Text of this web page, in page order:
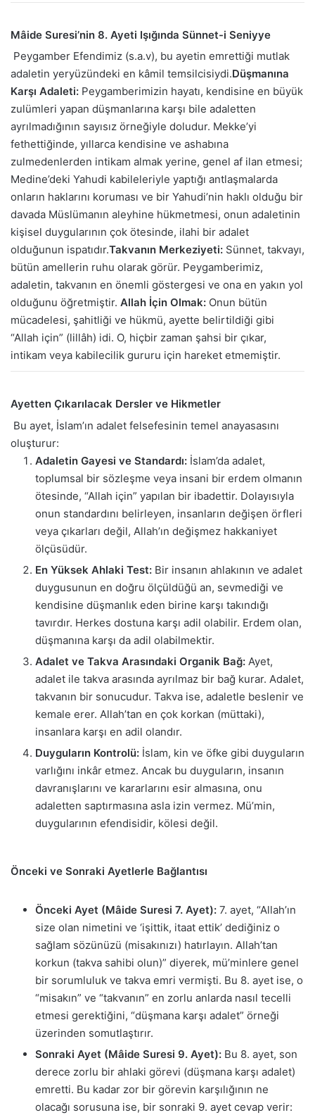
Mâide Suresi’nin 8. Ayeti Işığında Sünnet-i Seniyye
Peygamber Efendimiz (s.a.v), bu ayetin emrettiği mutlak
adaletin yeryüzündeki en kâmil temsilcisiydi.Düşmanına
Karşı Adaleti: Peygamberimizin hayatı, kendisine en büyük
zulümleri yapan düşmanlarına karşı bile adaletten
ayrılmadığının sayısız örneğiyle doludur. Mekke’yi
fethettiğinde, yıllarca kendisine ve ashabına
zulmedenlerden intikam almak yerine, genel af ilan etmesi;
Medine’deki Yahudi kabileleriyle yaptığı antlaşmalarda
onların haklarını koruması ve bir Yahudi’nin haklı olduğu bir
davada Müslümanın aleyhine hükmetmesi, onun adaletinin
kişisel duygularının çok ötesinde, ilahi bir adalet
olduğunun ispatıdır.Takvanın Merkeziyeti: Sünnet, takvayı,
bütün amellerin ruhu olarak görür. Peygamberimiz,
adaletin, takvanın en önemli göstergesi ve ona en yakın yol
olduğunu öğretmiştir. Allah İçin Olmak: Onun bütün
mücadelesi, şahitliği ve hükmü, ayette belirtildiği gibi
“Allah için” (lillâh) idi. O, hiçbir zaman şahsi bir çıkar,
intikam veya kabilecilik gururu için hareket etmemiştir.
Ayetten Çıkarılacak Dersler ve Hikmetler
Bu ayet, İslam’ın adalet felsefesinin temel anayasasını
oluşturur:
Adaletin Gayesi ve Standardı: İslam’da adalet,
toplumsal bir sözleşme veya insani bir erdem olmanın
ötesinde, “Allah için” yapılan bir ibadettir. Dolayısıyla
onun standardını belirleyen, insanların değişen örfleri
veya çıkarları değil, Allah’ın değişmez hakkaniyet
ölçüsüdür.
En Yüksek Ahlaki Test: Bir insanın ahlakının ve adalet
duygusunun en doğru ölçüldüğü an, sevmediği ve
kendisine düşmanlık eden birine karşı takındığı
tavırdır. Herkes dostuna karşı adil olabilir. Erdem olan,
düşmanına karşı da adil olabilmektir.
Adalet ve Takva Arasındaki Organik Bağ: Ayet,
adalet ile takva arasında ayrılmaz bir bağ kurar. Adalet,
takvanın bir sonucudur. Takva ise, adaletle beslenir ve
kemale erer. Allah’tan en çok korkan (müttaki),
insanlara karşı en adil olandır.
Duyguların Kontrolü: İslam, kin ve öfke gibi duyguların
varlığını inkâr etmez. Ancak bu duyguların, insanın
davranışlarını ve kararlarını esir almasına, onu
adaletten saptırmasına asla izin vermez. Mü’min,
duygularının efendisidir, kölesi değil.
Önceki ve Sonraki Ayetlerle Bağlantısı
Önceki Ayet (Mâide Suresi 7. Ayet): 7. ayet, “Allah’ın
size olan nimetini ve ‘işittik, itaat ettik’ dediğiniz o
sağlam sözünüzü (misakınızı) hatırlayın. Allah’tan
korkun (takva sahibi olun)” diyerek, mü’minlere genel
bir sorumluluk ve takva emri vermişti. Bu 8. ayet ise, o
“misakın” ve “takvanın” en zorlu anlarda nasıl tecelli
etmesi gerektiğini, “düşmana karşı adalet” örneği
üzerinden somutlaştırır.
Sonraki Ayet (Mâide Suresi 9. Ayet): Bu 8. ayet, son
derece zorlu bir ahlaki görevi (düşmana karşı adalet)
emretti. Bu kadar zor bir görevin karşılığının ne
olacağı sorusuna ise, bir sonraki 9. ayet cevap verir: